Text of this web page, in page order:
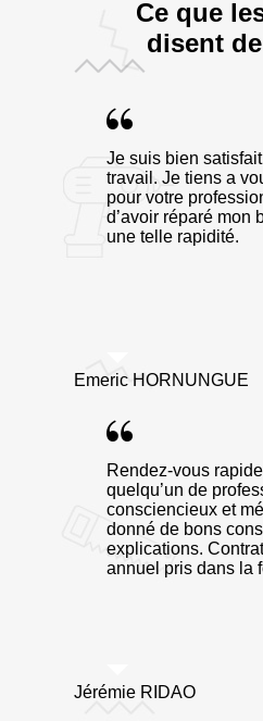
Ce que
disent
Je suis bien
travail. Je tiens a
pour votre
d’avoir réparé mon
une telle rapidité.
Emeric HORNUNGUE
Rendez-vous
quelqu’un de
consciencieux et
donné de bons
explications.
annuel pris dans la
Jérémie RIDAO